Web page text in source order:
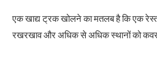
एक खाद्य ट्रक खोलने का मतलब है कि एक
रखरखाव और अधिक से अधिक स्थानों को